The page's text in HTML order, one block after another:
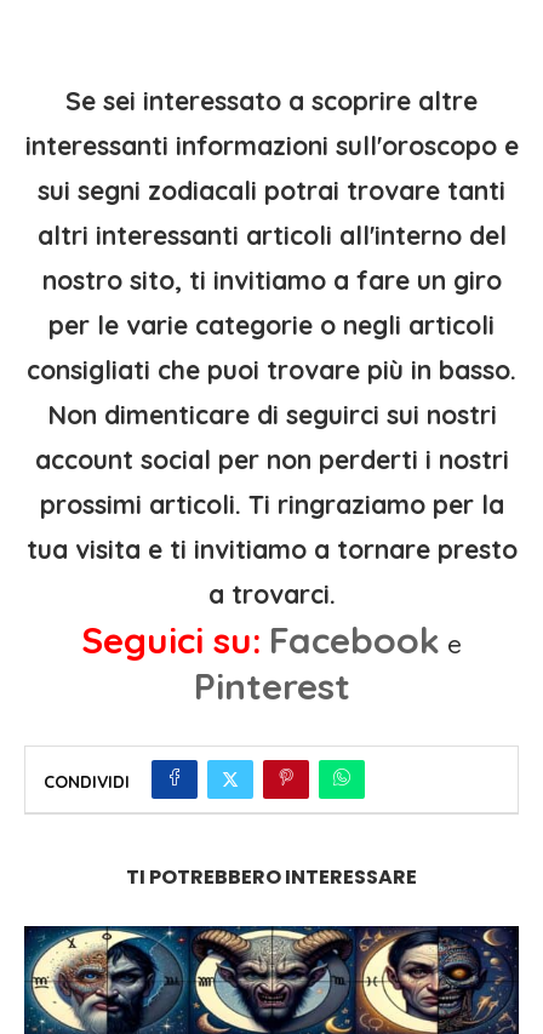
Se sei interessato a scoprire altre
interessanti informazioni sull'oroscopo e
sui segni zodiacali potrai trovare tanti
altri interessanti articoli all'interno del
nostro sito, ti invitiamo a fare un giro
per le varie categorie o negli articoli
consigliati che puoi trovare più in basso.
Non dimenticare di seguirci sui nostri
account social per non perderti i nostri
prossimi articoli. Ti ringraziamo per la
tua visita e ti invitiamo a tornare presto
a trovarci.
Seguici su: Facebook e
Pinterest
CONDIVIDI
TI POTREBBERO INTERESSARE